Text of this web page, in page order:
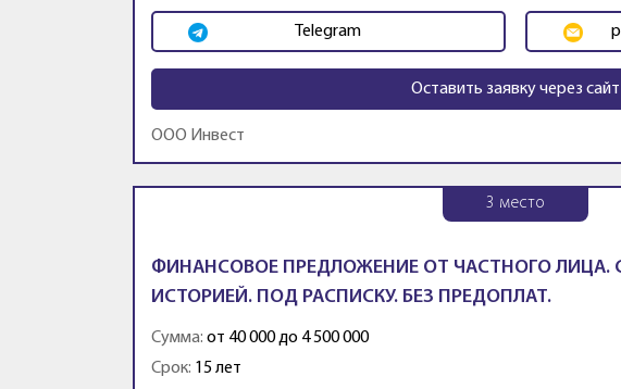
Telegram
Оставить заявку через сайт
ООО Инвест
3 место
ФИНАНСОВОЕ ПРЕДЛОЖЕНИЕ ОТ ЧАСТНОГО ЛИЦА.
ИСТОРИЕЙ. ПОД РАСПИСКУ. БЕЗ ПРЕДОПЛАТ.
Сумма: от 40 000 до 4 500 000
Срок: 15 лет